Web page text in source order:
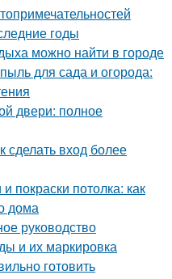
годы
можно найти в городе
для сада и огорода:
двери: полное
сделать вход более
покраски потолка: как
дома
руководство
и их маркировка
готовить